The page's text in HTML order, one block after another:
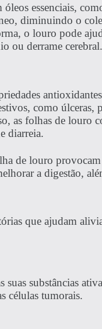
óleos essenciais,
diminuindo o
o louro pode
ou derrame cerebral.
como
as folhas de louro
diarreia.
de louro
a digestão,
que ajudam
suas substâncias
células tumorais.